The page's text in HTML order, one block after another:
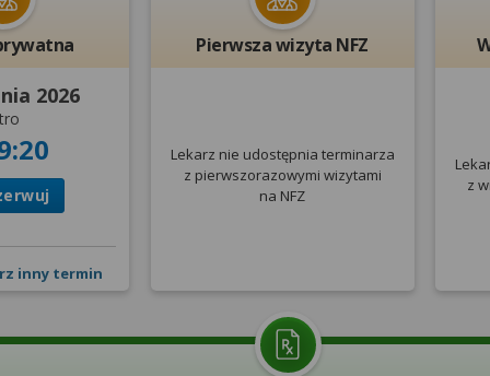
2026
inny termin
Pierwsza wizyta NFZ
Lekarz nie udostępnia terminarza
z pierwszorazowymi wizytami
na NFZ
z